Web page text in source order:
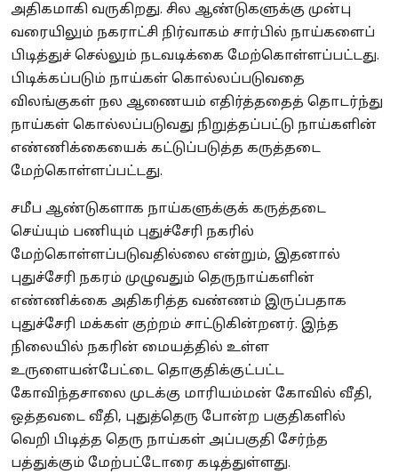
அதிகமாகி வருகிறது. சில ஆண்டுகளுக்கு முன்பு
வரையிலும் நகராட்சி நிர்வாகம் சார்பில் நாய்களைப்
பிடித்துச் செல்லும் நடவடிக்கை மேற்கொள்ளப்பட்டது.
பிடிக்கப்படும் நாய்கள் கொல்லப்படுவதை
விலங்குகள் நல ஆணையம் எதிர்த்ததைத் தொடர்ந்து
நாய்கள் கொல்லப்படுவது நிறுத்தப்பட்டு நாய்களின்
எண்ணிக்கையைக் கட்டுப்படுத்த கருத்தடை
மேற்கொள்ளப்பட்டது.
சமீப ஆண்டுகளாக நாய்களுக்குக் கருத்தடை
செய்யும் பணியும் புதுச்சேரி நகரில்
மேற்கொள்ளப்படுவதில்லை என்றும், இதனால்
புதுச்சேரி நகரம் முழுவதும் தெருநாய்களின்
எண்ணிக்கை அதிகரித்த வண்ணம் இருப்பதாக
புதுச்சேரி மக்கள் குற்றம் சாட்டுகின்றனர். இந்த
நிலையில் நகரின் மையத்தில் உள்ள
உருளையன்பேட்டை தொகுதிக்குட்பட்ட
கோவிந்தசாலை முடக்கு மாரியம்மன் கோவில் வீதி,
ஒத்தவடை வீதி, புதுத்தெரு போன்ற பகுதிகளில்
வெறி பிடித்த தெரு நாய்கள் அப்பகுதி சேர்ந்த
பத்துக்கும் மேற்பட்டோரை கடித்துள்ளது.